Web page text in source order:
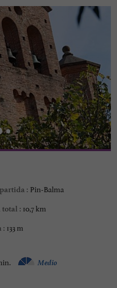
: Pin-Balma
total : 10,7 km
: 133 m
Medio